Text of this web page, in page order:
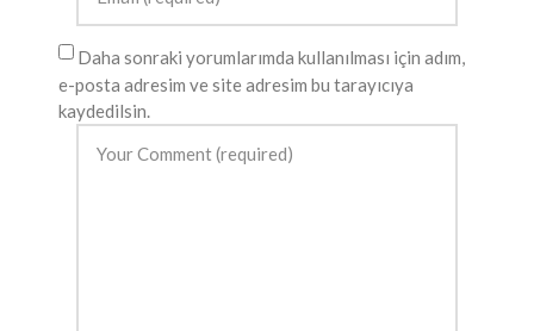
Daha sonraki yorumlarımda kullanılması için adım,
e-posta adresim ve site adresim bu tarayıcıya
kaydedilsin.